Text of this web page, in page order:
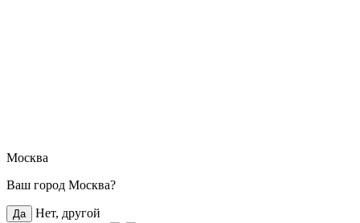
Москва
Ваш город Москва?
Нет, другой